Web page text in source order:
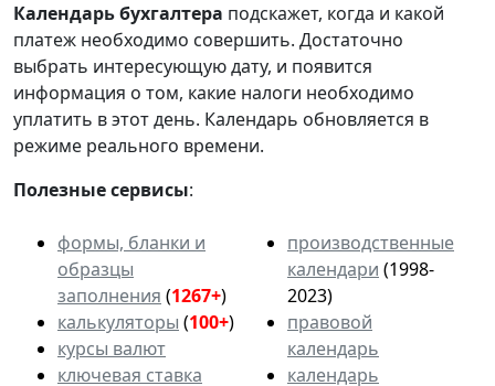
Календарьбухгалтера подскажет, когда и какой
платеж необходимо совершить. Достаточно
выбрать интересующую дату, и появится
информация о том, какие налоги необходимо
уплатить в этот день. Календарь обновляется в
режиме реального времени.
Полезные сервисы:
формы, бланки и
образцы
заполнения (1267+)
калькуляторы (100+)
курсы валют
ключевая ставка
производственные
календари (1998-
2023)
правовой
календарь
календарь